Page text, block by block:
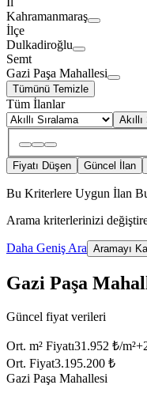
Kahramanmaraş
İlçe
Dulkadiroğlu
Semt
Gazi Paşa Mahallesi
Tümünü Temizle
Tüm İlanlar
Akıllı
Fiyatı Düşen Güncel İlan
Bu Kriterlere Uygun İlan
Arama kriterlerinizi
Daha Geniş Ara Aramayı
Gazi Paşa
Güncel fiyat verileri
Ort. m² Fiyatı31.952 ₺/m²+
Ort. Fiyat3.195.200 ₺
Gazi Paşa Mahallesi